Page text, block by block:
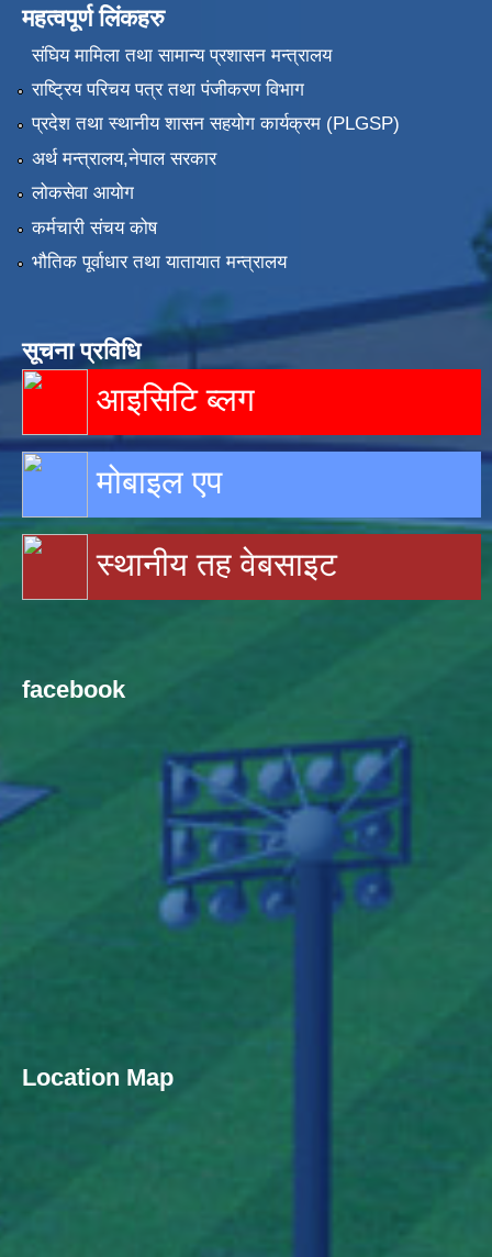
महत्वपूर्ण लिंकहरु
संघिय मामिला तथा सामान्य प्रशासन मन्त्रालय
राष्ट्रिय परिचय पत्र तथा पंजीकरण विभाग
प्रदेश तथा स्थानीय शासन सहयोग कार्यक्रम (PLGSP)
अर्थ मन्त्रालय,नेपाल सरकार
लोकसेवा आयोग
कर्मचारी संचय कोष
भौतिक पूर्वाधार तथा यातायात मन्त्रालय
सूचना प्रविधि
आइसिटि ब्लग
मोबाइल एप
स्थानीय तह वेबसाइट
facebook
Location Map